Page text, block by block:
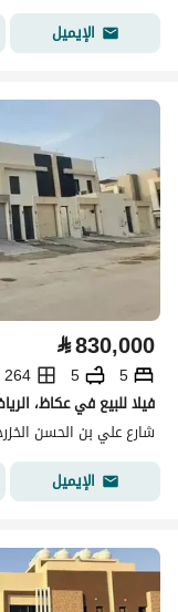
الإيميل
⃁830,000
5
5
264 م2
فيلا للبيع في عكاظ،
شارع علي بن الحسن
الإيميل